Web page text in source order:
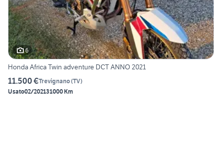
6
Honda Africa Twin adventure DCT ANNO 2021
11.500 €Trevignano(TV)
Usato02/202131000 Km